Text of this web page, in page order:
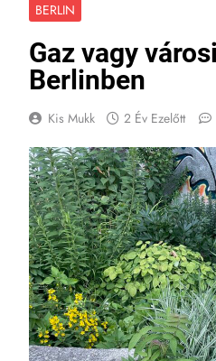
BERLIN
Gaz vagy
Berlinben
Kis Mukk 2 Év Ezelőtt